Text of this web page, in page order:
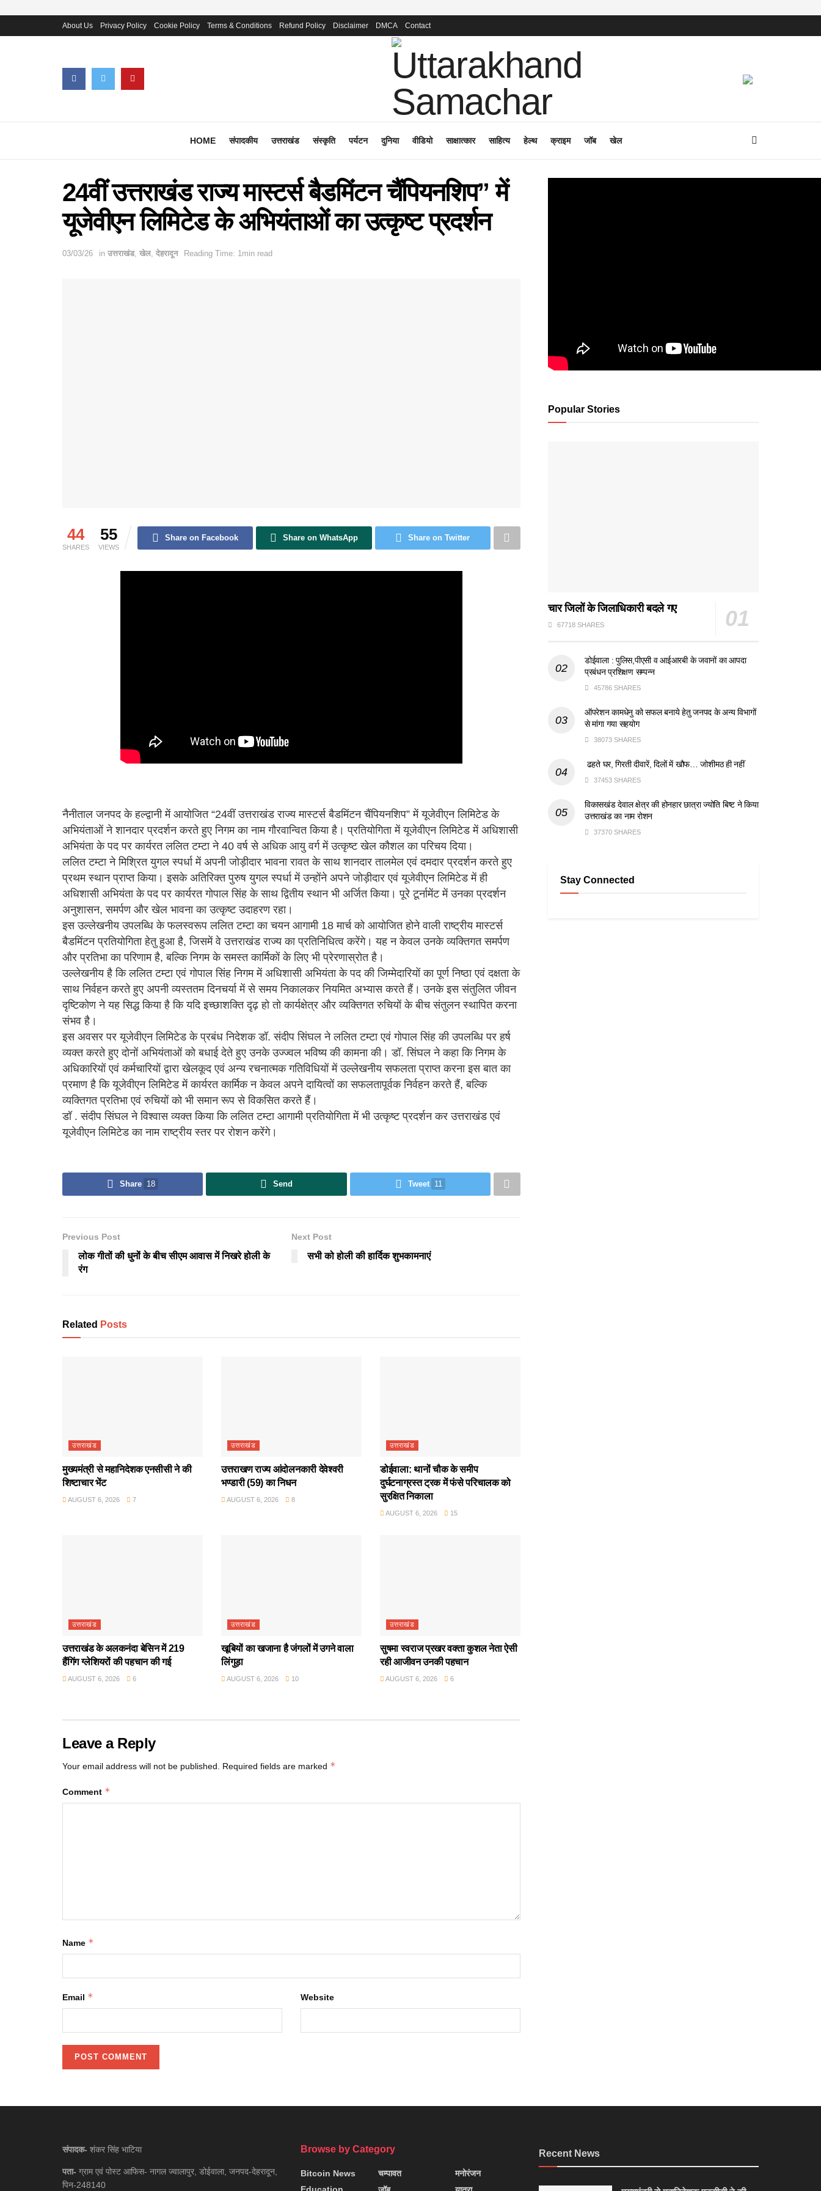
About Us Privacy Policy Cookie Policy Terms & Conditions Refund Policy Disclaimer DMCA Contact
HOME संपादकीय उत्तराखंड संस्कृति पर्यटन दुनिया वीडियो साक्षात्कार साहित्य हेल्थ क्राइम जॉब खेल
24वीं उत्तराखंड राज्य मास्टर्स बैडमिंटन चैंपियनशिप” में
यूजेवीएन लिमिटेड के अभियंताओं का उत्कृष्ट प्रदर्शन
03/03/26 in उत्तराखंड, खेल देहरादून Reading Time: 1min read
44
SHARES
55
VIEWS
Share on Facebook Share on WhatsApp Share on Twitter
नैनीताल जनपद के हल्द्वानी में आयोजित “24वीं उत्तराखंड राज्य मास्टर्स बैडमिंटन चैंपियनशिप” में यूजेवीएन लिमिटेड के
अभियंताओं ने शानदार प्रदर्शन करते हुए निगम का नाम गौरवान्वित किया है। प्रतियोगिता में यूजेवीएन लिमिटेड में अधिशासी
अभियंता के पद पर कार्यरत ललित टम्टा ने 40 वर्ष से अधिक आयु वर्ग में उत्कृष्ट खेल कौशल का परिचय दिया।
ललित टम्टा ने मिश्रित युगल स्पर्धा में अपनी जोड़ीदार भावना रावत के साथ शानदार तालमेल एवं दमदार प्रदर्शन करते हुए
प्रथम स्थान प्राप्त किया। इसके अतिरिक्त पुरुष युगल स्पर्धा में उन्होंने अपने जोड़ीदार एवं यूजेवीएन लिमिटेड में ही
अधिशासी अभियंता के पद पर कार्यरत गोपाल सिंह के साथ द्वितीय स्थान भी अर्जित किया। पूरे टूर्नामेंट में उनका प्रदर्शन
अनुशासन, समर्पण और खेल भावना का उत्कृष्ट उदाहरण रहा।
इस उल्लेखनीय उपलब्धि के फलस्वरूप ललित टम्टा का चयन आगामी 18 मार्च को आयोजित होने वाली राष्ट्रीय मास्टर्स
बैडमिंटन प्रतियोगिता हेतु हुआ है, जिसमें वे उत्तराखंड राज्य का प्रतिनिधित्व करेंगे। यह न केवल उनके व्यक्तिगत समर्पण
और प्रतिभा का परिणाम है, बल्कि निगम के समस्त कार्मिकों के लिए भी प्रेरणास्रोत है।
उल्लेखनीय है कि ललित टम्टा एवं गोपाल सिंह निगम में अधिशासी अभियंता के पद की जिम्मेदारियों का पूर्ण निष्ठा एवं दक्षता के
साथ निर्वहन करते हुए अपनी व्यस्ततम दिनचर्या में से समय निकालकर नियमित अभ्यास करते हैं। उनके इस संतुलित जीवन
दृष्टिकोण ने यह सिद्ध किया है कि यदि इच्छाशक्ति दृढ़ हो तो कार्यक्षेत्र और व्यक्तिगत रुचियों के बीच संतुलन स्थापित करना
संभव है।
इस अवसर पर यूजेवीएन लिमिटेड के प्रबंध निदेशक डॉ. संदीप सिंघल ने ललित टम्टा एवं गोपाल सिंह की उपलब्धि पर हर्ष
व्यक्त करते हुए दोनों अभियंताओं को बधाई देते हुए उनके उज्ज्वल भविष्य की कामना की। डॉ. सिंघल ने कहा कि निगम के
अधिकारियों एवं कर्मचारियों द्वारा खेलकूद एवं अन्य रचनात्मक गतिविधियों में उल्लेखनीय सफलता प्राप्त करना इस बात का
प्रमाण है कि यूजेवीएन लिमिटेड में कार्यरत कार्मिक न केवल अपने दायित्वों का सफलतापूर्वक निर्वहन करते हैं, बल्कि
व्यक्तिगत प्रतिभा एवं रुचियों को भी समान रूप से विकसित करते हैं।
डॉ . संदीप सिंघल ने विश्वास व्यक्त किया कि ललित टम्टा आगामी प्रतियोगिता में भी उत्कृष्ट प्रदर्शन कर उत्तराखंड एवं
यूजेवीएन लिमिटेड का नाम राष्ट्रीय स्तर पर रोशन करेंगे।
Share 18 Send Tweet 11
Previous Post
लोक गीतों की धुनों के बीच सीएम आवास में निखरे होली के
रंग
Next Post
सभी को होली की हार्दिक शुभकामनाएं
Related Posts
उत्तराखंड
मुख्यमंत्री से महानिदेशक एनसीसी ने की
शिष्टाचार भेंट
AUGUST 6, 2026 7
उत्तराखंड
उत्तराखण राज्य आंदोलनकारी देवेश्वरी
भण्डारी (59) का निधन
AUGUST 6, 2026 8
उत्तराखंड
डोईवाला: थानों चौक के समीप
दुर्घटनाग्रस्त ट्रक में फंसे परिचालक को
सुरक्षित निकाला
AUGUST 6, 2026 15
उत्तराखंड
उत्तराखंड के अलकनंदा बेसिन में 219
हैंगिंग ग्लेशियरों की पहचान की गई
AUGUST 6, 2026 6
उत्तराखंड
खूबियों का खजाना है जंगलों में उगने वाला
लिंगुड़ा
AUGUST 6, 2026 10
उत्तराखंड
सुषमा स्वराज प्रखर वक्ता कुशल नेता ऐसी
रही आजीवन उनकी पहचान
AUGUST 6, 2026 6
Leave a Reply
Your email address will not be published. Required fields are marked *
Comment *
Name *
Email * Website
Popular Stories
चार जिलों के जिलाधिकारी बदले गए
67718 SHARES
डोईवाला : पुलिस,पीएसी व आईआरबी के जवानों का आपदा
प्रबंधन प्रशिक्षण सम्पन्न
45786 SHARES
ऑपरेशन कामधेनु को सफल बनाये हेतु जनपद के अन्य विभागों
से मांगा गया सहयोग
38073 SHARES
ढहते घर, गिरती दीवारें, दिलों में खौफ… जोशीमठ ही नहीं
37453 SHARES
विकासखंड देवाल क्षेत्र की होनहार छात्रा ज्योति बिष्ट ने किया
उत्तराखंड का नाम रोशन
37370 SHARES
Stay Connected
संपादक- शंकर सिंह भाटिया
पता- ग्राम एवं पोस्ट आफिस- नागल ज्वालापुर, डोईवाला, जनपद-देहरादून,
पिन-248140
Browse by Category
Bitcoin News
Education
चम्पावत
मनोरंजन
Recent News